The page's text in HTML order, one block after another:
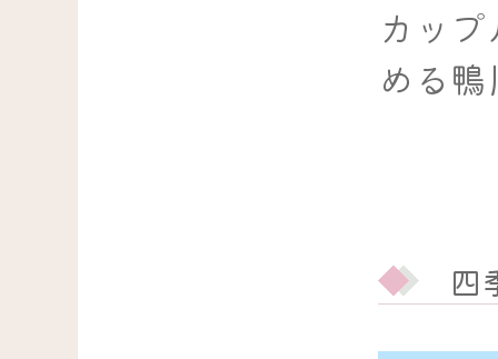
カッ
める
四